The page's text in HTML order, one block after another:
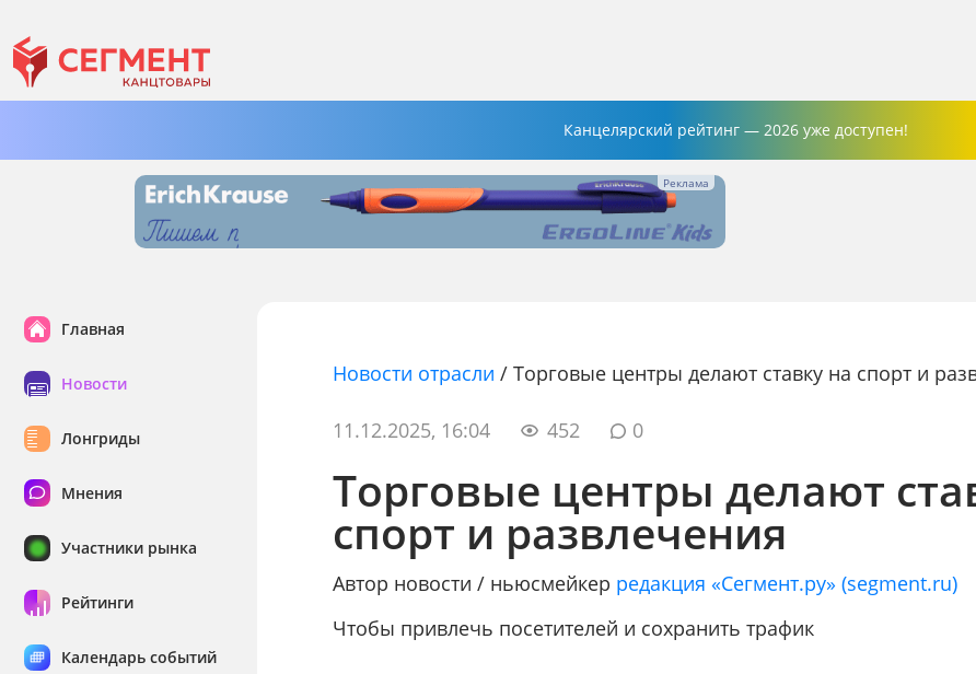
Канцелярский рейтинг — 2026 уже доступен!
Главная
Новости
Лонгриды
Мнения
Участники рынка
Рейтинги
Календарь событий
Новости отрасли / Торговые центры делают ставку на спорт и
11.12.2025, 16:04 452 0
Торговые центры делают
спорт и развлечения
Автор новости / ньюсмейкер редакция «Сегмент.ру» (segment.ru)
Чтобы привлечь посетителей и сохранить трафик